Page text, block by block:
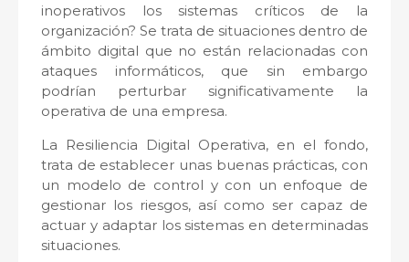
inoperativos los sistemas críticos de la
organización? Se trata de situaciones dentro de
ámbito digital que no están relacionadas con
ataques informáticos, que sin embargo
podrían perturbar significativamente la
operativa de una empresa.
La Resiliencia Digital Operativa, en el fondo,
trata de establecer unas buenas prácticas, con
un modelo de control y con un enfoque de
gestionar los riesgos, así como ser capaz de
actuar y adaptar los sistemas en determinadas
situaciones.